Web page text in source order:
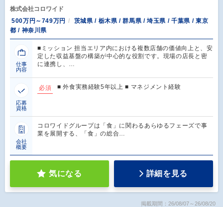
株式会社コロワイド
500万円～749万円
茨城県 / 栃木県 / 群馬県 / 埼玉県 / 千葉県 / 東京
都 / 神奈川県
仕事
内容
■ミッション 担当エリア内における複数店舗の価値向上と、安
定した収益基盤の構築が中心的な役割です。現場の店長と密
に連携し、…
応募
資格
必須 ■ 外食実務経験5年以上 ■ マネジメント経験
会社
概要
コロワイドグループは「食」に関わるあらゆるフェーズで事
業を展開する、「食」の総合…
気になる 詳細を見る
掲載期間：26/08/07～26/08/20